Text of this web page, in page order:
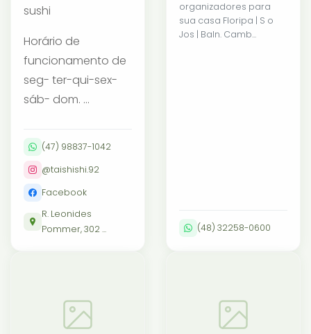
sushi
Horário de
funcionamento de
seg- ter-qui-sex-
sáb- dom. ...
(47) 98837-1042
@taishishi.92
Facebook
R. Leonides
Pommer, 302 ...
organizadores para
sua casa Floripa | S o
Jos | Baln. Camb...
(48) 32258-0600